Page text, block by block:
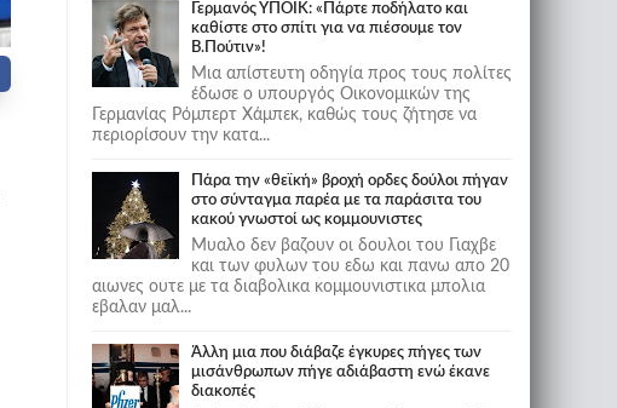
Γερμανός ΥΠΟΙΚ: «Πάρτε ποδήλατο και
καθίστε στο σπίτι για να πιέσουμε τον
Β.Πούτιν»!
Μια απίστευτη οδηγία προς τους πολίτες
έδωσε ο υπουργός Οικονομικών της
Γερμανίας Ρόμπερτ Χάμπεκ, καθώς τους ζήτησε να
περιορίσουν την κατα...
Πάρα την «θεϊκή» βροχή ορδες δούλοι πήγαν
στο σύνταγμα παρέα με τα παράσιτα του
κακού γνωστοί ως κομμουνιστες
Μυαλο δεν βαζουν οι δουλοι του Γιαχβε
και των φυλων του εδω και πανω απο 20
αιωνες ουτε με τα διαβολικα κομμουνιστικα μπολια
εβαλαν μαλ...
Άλλη μια που διάβαζε έγκυρες πήγες των
μισάνθρωπων πήγε αδιάβαστη ενώ έκανε
διακοπές